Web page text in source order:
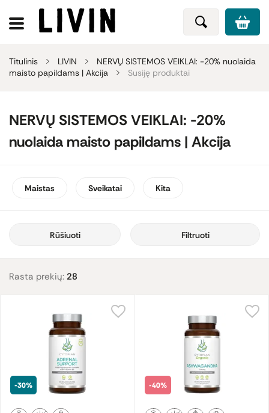
Titulinis LIVIN
NERVŲ SISTEMOS VEIKLAI: -20% nuolaida
maisto papildams | Akcija
Susiję produktai
NERVŲ SISTEMOS VEIKLAI: -20%
nuolaida maisto papildams | Akcija
Maistas Sveikatai Kita
Rūšiuoti Filtruoti
Rasta prekių: 28
-30% -40%